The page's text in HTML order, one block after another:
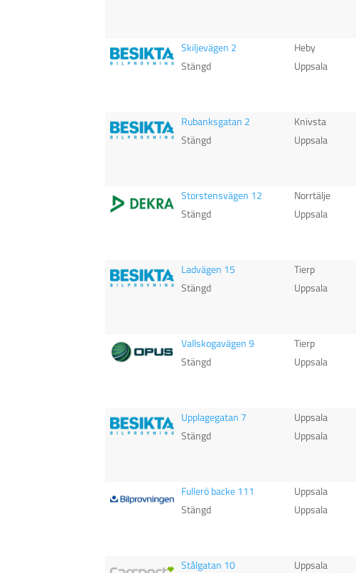
Skiljevägen 2
Stängd
Heby
Uppsala
Rubanksgatan 2
Stängd
Knivsta
Uppsala
Storstensvägen 12
Stängd
Norrtälje
Uppsala
Ladvägen 15
Stängd
Tierp
Uppsala
Vallskogavägen 9
Stängd
Tierp
Uppsala
Upplagegatan 7
Stängd
Uppsala
Uppsala
Fullerö backe 111
Stängd
Uppsala
Uppsala
Stålgatan 10
Uppsala